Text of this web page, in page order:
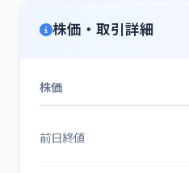
株価・取引詳細
株価
前日終値